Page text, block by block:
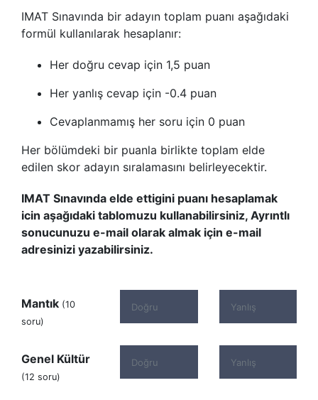
IMAT Sınavında bir adayın toplam puanı aşağıdaki
formül kullanılarak hesaplanır:
Her doğru cevap için 1,5 puan
Her yanlış cevap için -0.4 puan
Cevaplanmamış her soru için 0 puan
Her bölümdeki bir puanla birlikte toplam elde
edilen skor adayın sıralamasını belirleyecektir.
IMAT Sınavında elde ettigini puanı hesaplamak
icin aşağıdaki tablomuzu kullanabilirsiniz, Ayrıntlı
sonucunuzu e-mail olarak almak için e-mail
adresinizi yazabilirsiniz.
Mantık (10
soru)
Genel Kültür
(12 soru)